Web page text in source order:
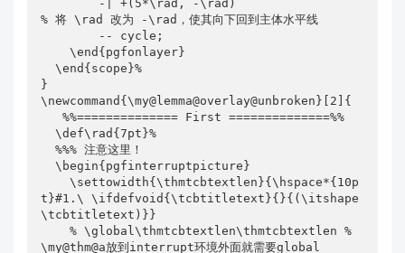
% 将 \rad 改为 -\rad，使其向下回到主体水平线
    \end{pgfonlayer}
  \end{scope}%
}
\newcommand{\my@lemma@overlay@unbroken}[2]{
   %%============== First ==============%%
  \def\rad{7pt}%
  %%% 注意这里！
  \begin{pgfinterruptpicture}
    \settowidth{\thmtcbtextlen}{\hspace*{10p
t}#1.\ \ifdefvoid{\tcbtitletext}{}{(\itshape
\tcbtitletext)}}
    % \global\thmtcbtextlen\thmtcbtextlen %
\my@thm@a放到interrupt环境外面就需要global